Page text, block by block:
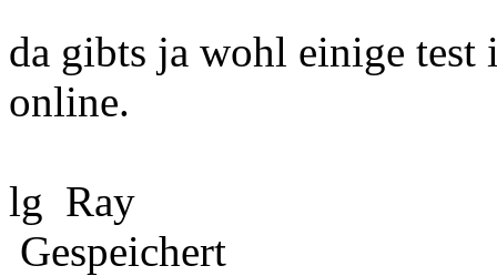
da gibts ja wohl einige test
online.
lg Ray
Gespeichert